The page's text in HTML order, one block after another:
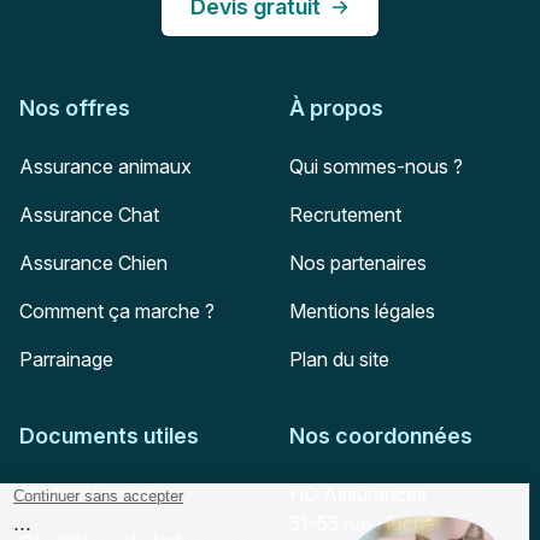
Devis gratuit
Nos offres
Assurance animaux
Assurance Chat
Assurance Chien
Comment ça marche ?
Parrainage
À propos
Qui sommes-nous ?
Recrutement
Nos partenaires
Mentions légales
Plan du site
Documents utiles
Feuille de soins
Nos coordonnées
51-55 rue Hoche